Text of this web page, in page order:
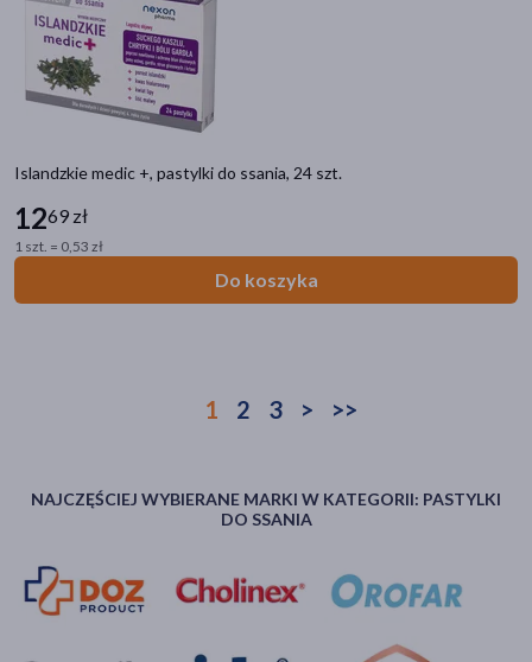
Islandzkie medic +, pastylki do ssania, 24 szt.
1269 zł
1 szt. = 0,53 zł
Do koszyka
1 2 3 > >>
NAJCZĘŚCIEJ WYBIERANE MARKI W KATEGORII: PASTYLKI
DO SSANIA